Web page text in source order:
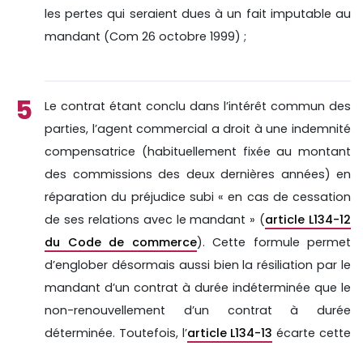
les pertes qui seraient dues à un fait imputable au
mandant (Com 26 octobre 1999) ;
Le contrat étant conclu dans l’intérêt commun des
parties, l’agent commercial a droit à une indemnité
compensatrice (habituellement fixée au montant
des commissions des deux dernières années) en
réparation du préjudice subi « en cas de cessation
de ses relations avec le mandant » (article L134-12
du Code de commerce). Cette formule permet
d’englober désormais aussi bien la résiliation par le
mandant d’un contrat à durée indéterminée que le
non-renouvellement d’un contrat à durée
déterminée. Toutefois, l’article L134-13 écarte cette